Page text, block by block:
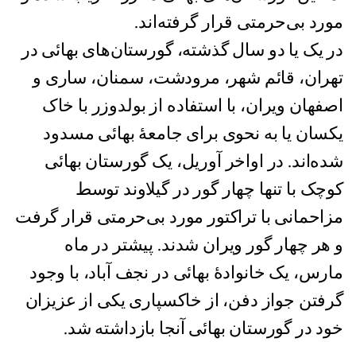
مورد بی‌حرمتی قرار گرفته‌اند.
در یک یا دو سال گذشته، گورستان‌های بهائی در
تهران، قائم شهر، مرودشت، سمنان، ساری و
اصفهان ویران، با استفاده از بولدوزر با خاک
یکسان یا به نحوی برای جامعۀ بهائی مسدود
شده‌اند. در اواخر آوریل، یک گورستان بهائی
کوچک با تنها چهار گور در گیلاوند توسط
مزاحمانی با تراکتور مورد بی‌حرمتی قرار گرفت
و هر چهار گور ویران شدند. پیشتر در ماه
مارس، یک خانوادۀ بهائی در نجف آباد، با وجود
گرفتن جواز دفن، از خاکسپاری یکی از عزیزان
خود در گورستان بهائی آنجا بازداشته شد.